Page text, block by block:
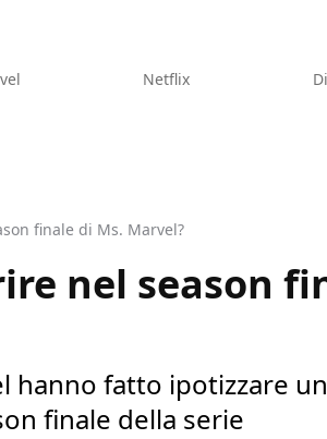
Netflix
finale di Ms. Marvel?
nel season
hanno fatto ipotizzare
finale della serie